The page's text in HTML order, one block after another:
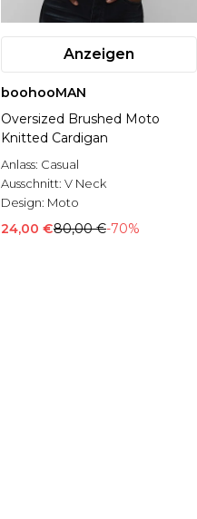
Anzeigen
boohooMAN
Oversized Brushed Moto
Knitted Cardigan
Anlass: Casual
Ausschnitt: V Neck
Design: Moto
24,00 €80,00 €-70%